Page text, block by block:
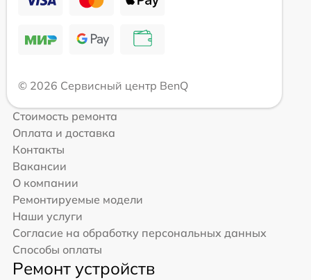
© 2026 Сервисный центр BenQ
Стоимость ремонта
Оплата и доставка
Контакты
Вакансии
О компании
Ремонтируемые модели
Наши услуги
Согласие на обработку персональных данных
Способы оплаты
Ремонт устройств